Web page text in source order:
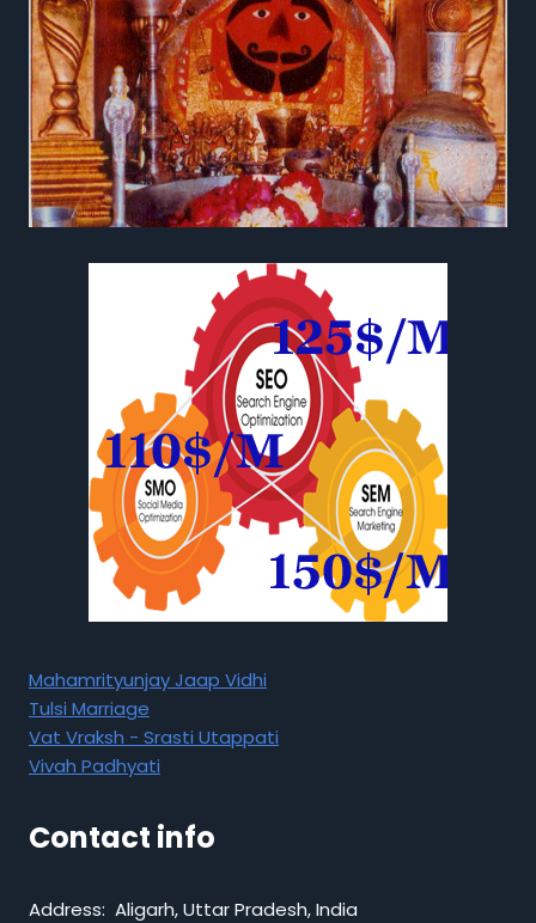
Mahamrityunjay Jaap Vidhi
Tulsi Marriage
Vat Vraksh - Srasti Utappati
Vivah Padhyati
Contact info
Address: Aligarh, Uttar Pradesh, India